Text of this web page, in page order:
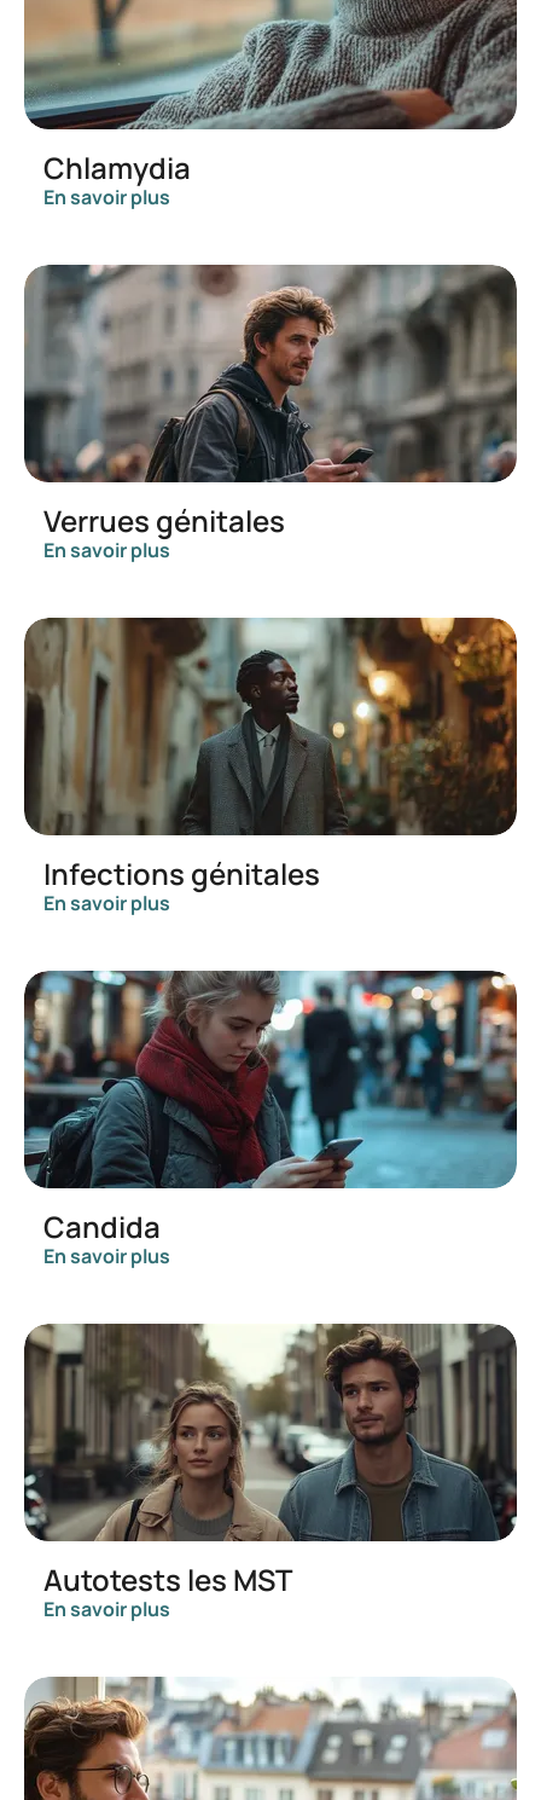
Chlamydia
En savoir plus
Verrues génitales
En savoir plus
Infections génitales
En savoir plus
Candida
En savoir plus
Autotests les MST
En savoir plus